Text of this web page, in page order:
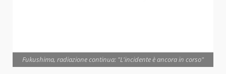
Fukushima, radiazione continua: "L'incidente è ancora in corso"